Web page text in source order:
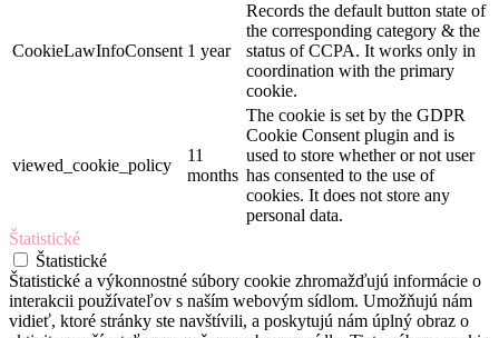
CookieLawInfoConsent 1 year
Records the default button state of
the corresponding category & the
status of CCPA. It works only in
coordination with the primary
cookie.
viewed_cookie_policy
11
months
The cookie is set by the GDPR
Cookie Consent plugin and is
used to store whether or not user
has consented to the use of
cookies. It does not store any
personal data.
Štatistické
Štatistické
Štatistické a výkonnostné súbory cookie zhromažďujú informácie o
interakcii používateľov s naším webovým sídlom. Umožňujú nám
vidieť, ktoré stránky ste navštívili, a poskytujú nám úplný obraz o